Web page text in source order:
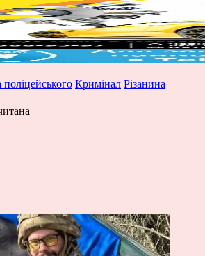
Кримінал Різанина